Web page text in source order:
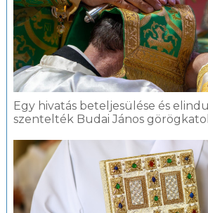
Egy hivatás beteljesülése és
szentelték Budai János